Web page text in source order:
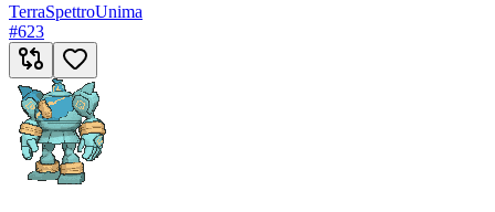
TerraSpettroUnima
#623